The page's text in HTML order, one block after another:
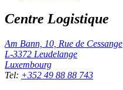
Centre Logistique
Am Bann, 10, Rue de Cessange
L-3372 Leudelange
Luxembourg
Tel: +352 49 88 88 743